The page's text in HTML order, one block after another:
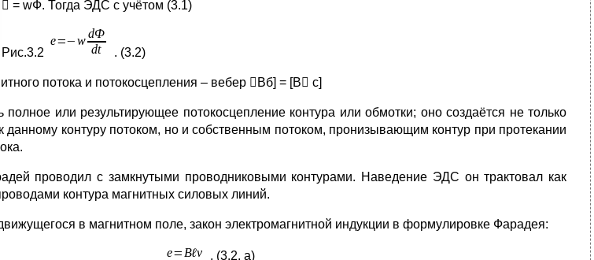
 = wФ. Тогда ЭДС с учётом (3.1)
Рис.3.2 . (3.2)
потока и потокосцепления – вебер Вб] = [В с]
или результирующее потокосцепление контура или обмотки; оно создаётся не только
контуру потоком, но и собственным потоком, пронизывающим контур при протекании
проводил с замкнутыми проводниковыми контурами. Наведение ЭДС он трактовал как
контура магнитных силовых линий.
в магнитном поле, закон электромагнитной индукции в формулировке Фарадея:
, (3.2, а)